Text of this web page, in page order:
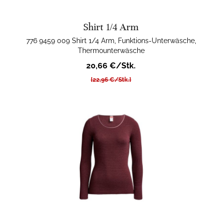
Shirt 1/4 Arm
776 9459 009 Shirt 1/4 Arm, Funktions-Unterwäsche,
Thermounterwäsche
20,66 €/Stk.
[22,96 €/Stk.]